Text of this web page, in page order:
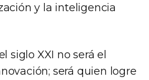
y la inteligencia
siglo XXI no será el
será quien logre